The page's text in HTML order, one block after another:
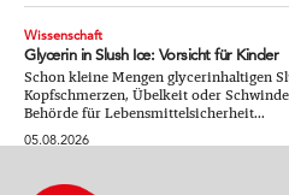
Wissenschaft
Glycerin in Slush Ice: Vorsicht für Kinder
Schon kleine Mengen glycerinhaltigen
Kopfschmerzen, Übelkeit oder
Behörde für Lebensmittelsicherheit...
05.08.2026